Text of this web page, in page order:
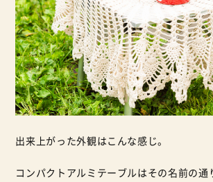
出来上がった外観はこんな感じ。
コンパクトアルミテーブルはその名前の通